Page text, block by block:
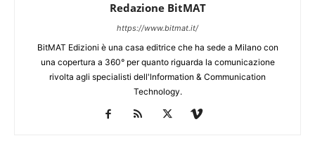
Redazione BitMAT
https://www.bitmat.it/
BitMAT Edizioni è una casa editrice che ha sede a Milano con
una copertura a 360° per quanto riguarda la comunicazione
rivolta agli specialisti dell'lnformation & Communication
Technology.